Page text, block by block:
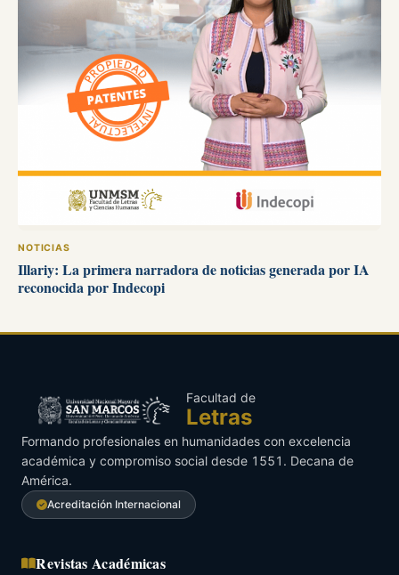
NOTICIAS
Illariy: La primera narradora de noticias generada por IA
reconocida por Indecopi
Facultad de
Letras
Formando profesionales en humanidades con excelencia
académica y compromiso social desde 1551. Decana de
América.
Acreditación Internacional
Revistas Académicas